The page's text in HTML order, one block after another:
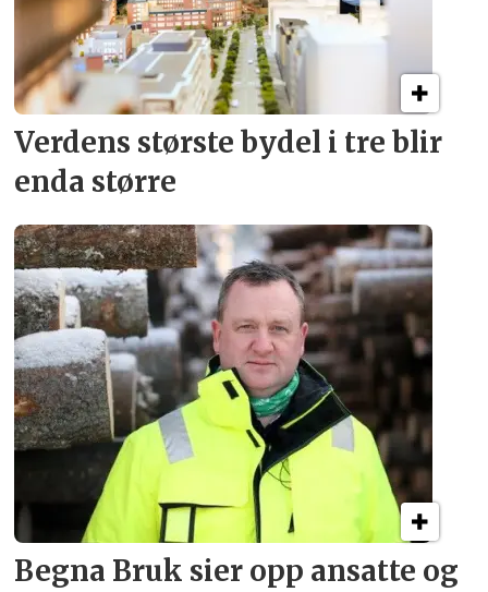
Verdens største bydel i tre blir
enda større
Begna Bruk sier opp ansatte og